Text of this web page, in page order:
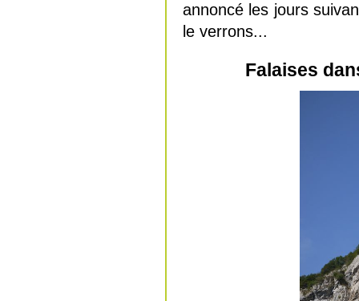
annoncé les jours
le verrons...
Falaises